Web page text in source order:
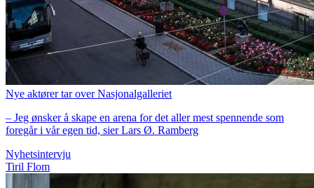
Nye aktører tar over Nasjonalgalleriet
– Jeg ønsker å skape en arena for det aller mest spennende som
foregår i vår egen tid, sier Lars Ø. Ramberg
Nyhetsintervju
Tiril Flom